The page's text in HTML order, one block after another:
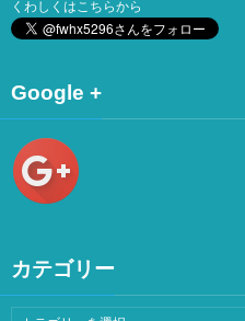
くわしくはこちらから
Google +
カテゴリー